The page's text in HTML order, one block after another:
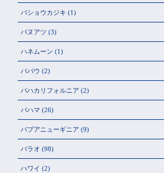
バショウカジキ (1)
バヌアツ (3)
ハネムーン (1)
ババウ (2)
バハカリフォルニア (2)
バハマ (26)
パプアニューギニア (9)
パラオ (98)
ハワイ (2)